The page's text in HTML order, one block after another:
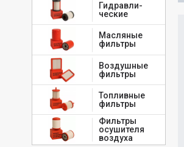
Гидравли-
ческие
Масляные
фильтры
Воздушные
фильтры
Топливные
фильтры
Фильтры
осушителя
воздуха